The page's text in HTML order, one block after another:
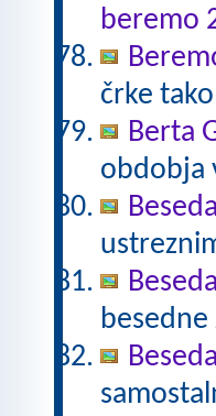
beremo
črke
Berta
obdobja